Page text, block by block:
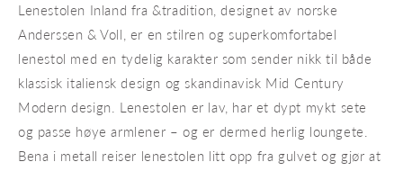
Lenestolen Inland fra &tradition, designet av norske
Anderssen & Voll, er en stilren og superkomfortabel
lenestol med en tydelig karakter som sender nikk til både
klassisk italiensk design og skandinavisk Mid Century
Modern design. Lenestolen er lav, har et dypt mykt sete
og passe høye armlener – og er dermed herlig loungete.
Bena i metall reiser lenestolen litt opp fra gulvet og gjør at